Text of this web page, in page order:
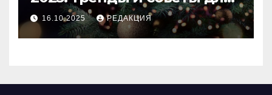
идеального праздника
16.10.2025 РЕДАКЦИЯ